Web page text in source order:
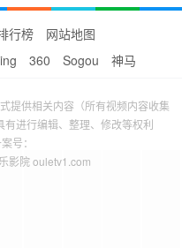
行榜
网站地图
360 Sogou 神马
提供相关内容（所有视频内容收集
进行编辑、整理、修改等权利
号：
影院 ouletv1.com